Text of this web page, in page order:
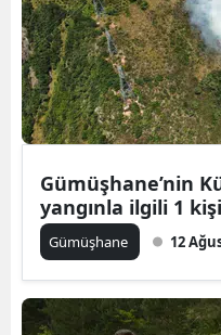
Gümüşhane’nin
yangınla ilgili 1
Gümüşhane 12